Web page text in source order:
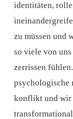
identitäten,
zu müssen und
so viele von
zerrissen
psychologische
konflikt und wir